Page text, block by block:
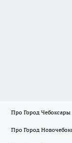
Про Город Чебоксары
Про Город